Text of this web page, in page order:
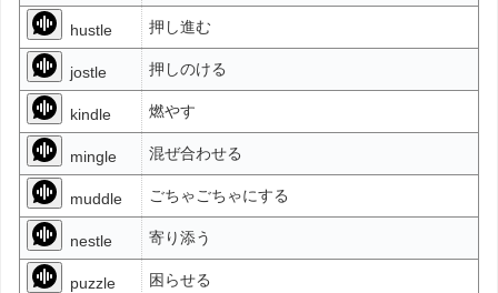
hustle 押し進む
jostle 押しのける
kindle 燃やす
mingle 混ぜ合わせる
muddle ごちゃごちゃにする
nestle 寄り添う
puzzle 困らせる